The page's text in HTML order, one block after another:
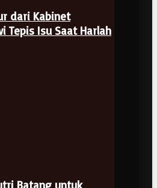
dari Kabinet
Tepis Isu Saat Harlah